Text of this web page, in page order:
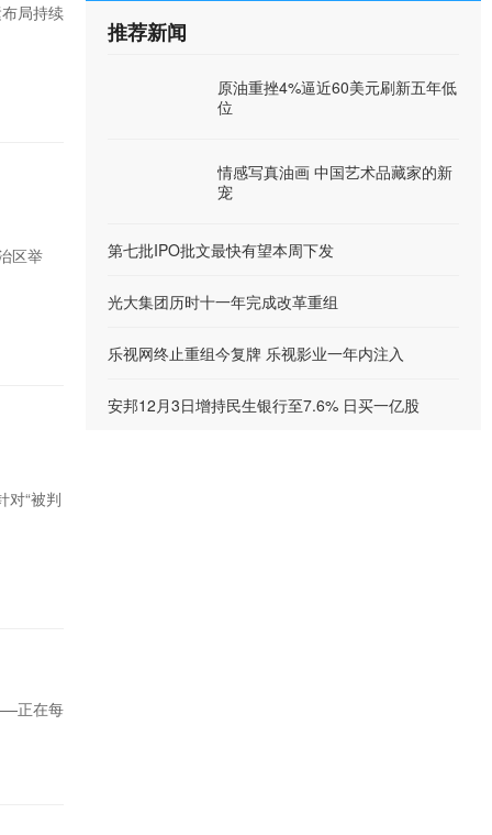
局持续
区举
对“被判
正在每
推荐新闻
原油重挫4%逼近60美元刷新五年低
位
情感写真油画 中国艺术品藏家的新
宠
第七批IPO批文最快有望本周下发
光大集团历时十一年完成改革重组
乐视网终止重组今复牌 乐视影业一年内注入
安邦12月3日增持民生银行至7.6% 日买一亿股